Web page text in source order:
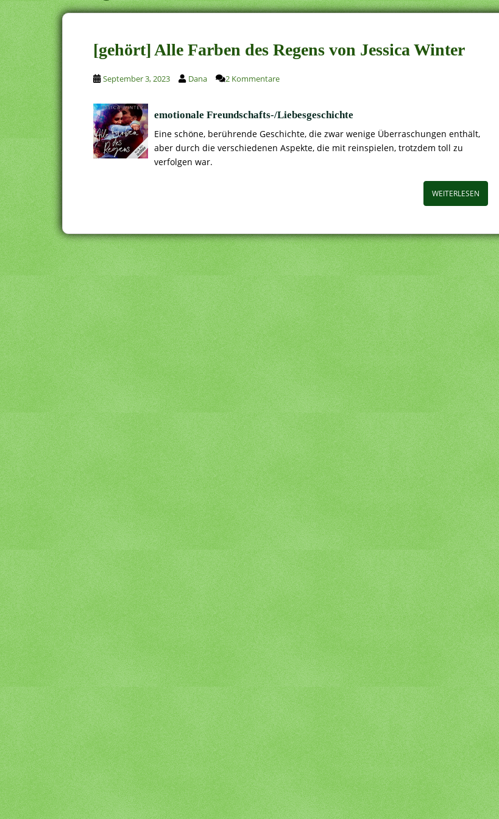
[gehört] Alle Farben des Regens von Jessica Winter
September 3, 2023 Dana 2 Kommentare
emotionale Freundschafts-/Liebesgeschichte
Eine schöne, berührende Geschichte, die zwar wenige Überraschungen enthält,
aber durch die verschiedenen Aspekte, die mit reinspielen, trotzdem toll zu
verfolgen war.
WEITERLESEN